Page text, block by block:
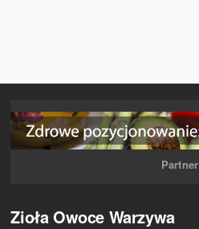
Partner
Zioła Owoce Warzywa